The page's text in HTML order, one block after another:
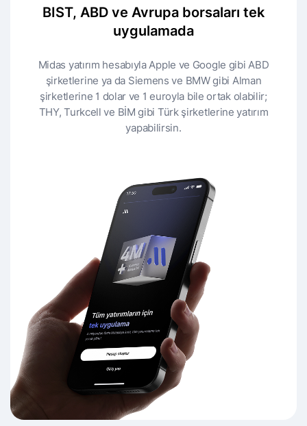
BIST, ABD ve Avrupa borsaları tek
uygulamada
Midas yatırım hesabıyla Apple ve Google gibi ABD
şirketlerine ya da Siemens ve BMW gibi Alman
şirketlerine 1 dolar ve 1 euroyla bile ortak olabilir;
THY, Turkcell ve BİM gibi Türk şirketlerine yatırım
yapabilirsin.